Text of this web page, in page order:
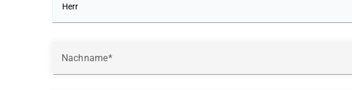
Nachname